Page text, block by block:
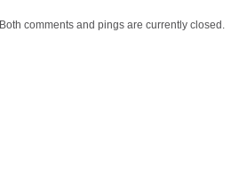
Both comments and pings are currently closed.